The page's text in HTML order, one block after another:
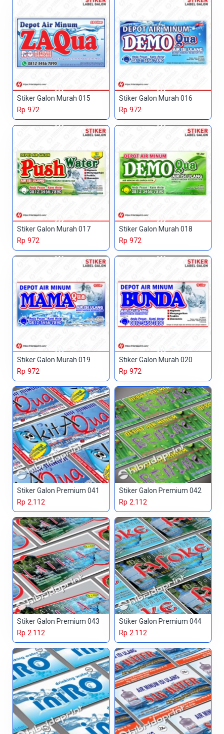
Stiker Galon Murah 015
Rp 972
Stiker Galon Murah 016
Rp 972
Stiker Galon Murah 017
Rp 972
Stiker Galon Murah 018
Rp 972
Stiker Galon Murah 019
Rp 972
Stiker Galon Murah 020
Rp 972
Stiker Galon Premium 041
Rp 2.112
Stiker Galon Premium 042
Rp 2.112
Stiker Galon Premium 043
Rp 2.112
Stiker Galon Premium 044
Rp 2.112